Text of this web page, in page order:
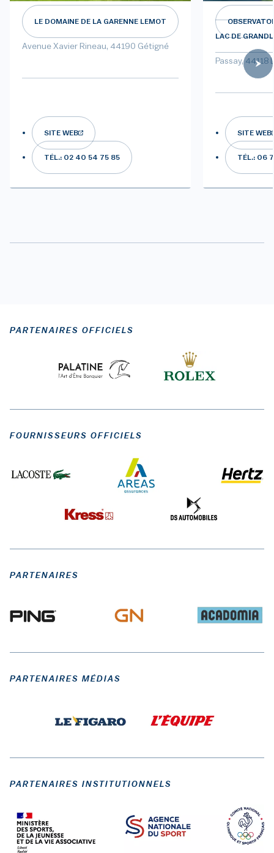
LE DOMAINE DE LA GARENNE LEMOT
Avenue Xavier Rineau, 44190 Gétigné
SITE WEB
TÉL.: 02 40 54 75 85
LAC DE
Passay, 44118
SITE WEB
TÉL.: 06
PARTENAIRES OFFICIELS
FOURNISSEURS OFFICIELS
PARTENAIRES
PARTENAIRES MÉDIAS
PARTENAIRES INSTITUTIONNELS